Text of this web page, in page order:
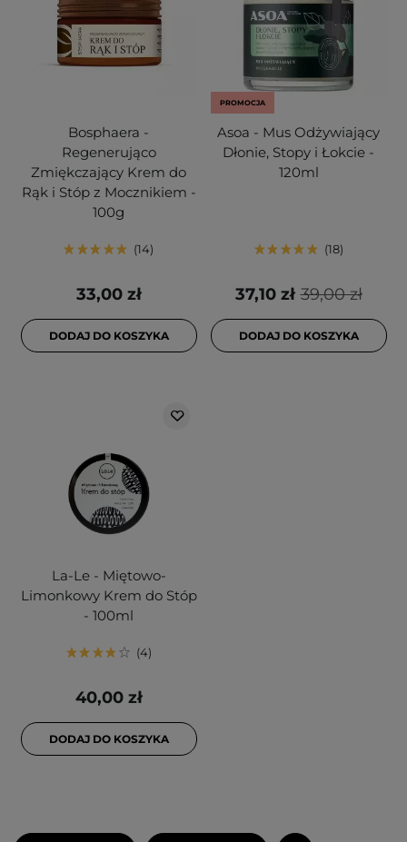
Bosphaera -
Regenerująco
Zmiękczający Krem do
Rąk i Stóp z Mocznikiem -
100g
14
33,00 zł
DODAJ DO KOSZYKA
PROMOCJA
Asoa - Mus Odżywiający
Dłonie, Stopy i Łokcie -
120ml
18
39,00 zł
37,10 zł
DODAJ DO KOSZYKA
La-Le - Miętowo-
Limonkowy Krem do Stóp
- 100ml
4
40,00 zł
DODAJ DO KOSZYKA